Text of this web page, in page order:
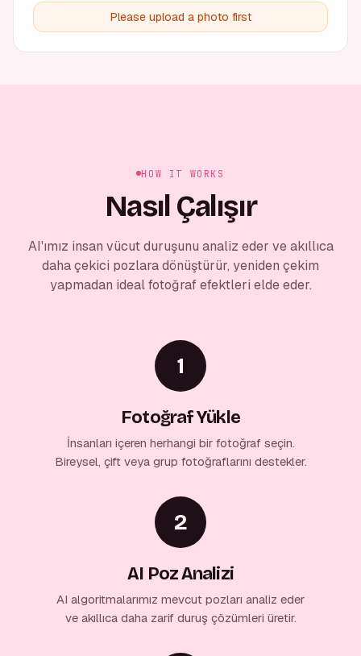
Please upload a photo first
HOW IT WORKS
Nasıl Çalışır
AI'ımız insan vücut duruşunu analiz eder ve akıllıca
daha çekici pozlara dönüştürür, yeniden çekim
yapmadan ideal fotoğraf efektleri elde eder.
1
Fotoğraf Yükle
İnsanları içeren herhangi bir fotoğraf seçin.
Bireysel, çift veya grup fotoğraflarını destekler.
2
AI Poz Analizi
AI algoritmalarımız mevcut pozları analiz eder
ve akıllıca daha zarif duruş çözümleri üretir.